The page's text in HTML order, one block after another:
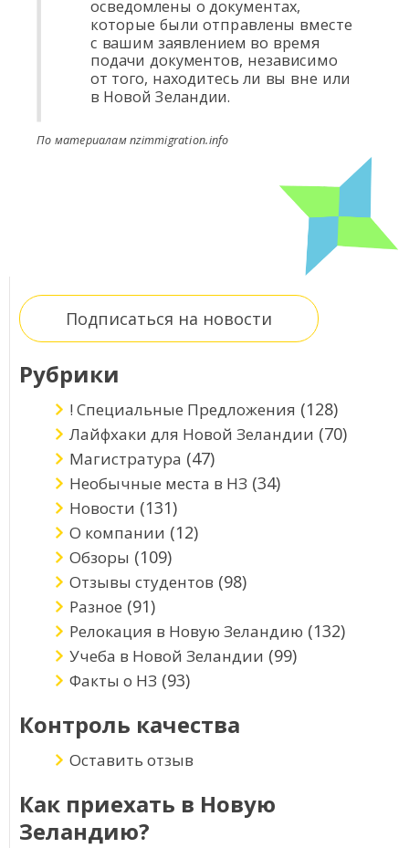
осведомлены о документах,
которые были отправлены вместе
с вашим заявлением во время
подачи документов, независимо
от того, находитесь ли вы вне или
в Новой Зеландии.
По материалам nzimmigration.info
Подписаться на новости
Рубрики
! Специальные Предложения (128)
Лайфхаки для Новой Зеландии (70)
Магистратура (47)
Необычные места в НЗ (34)
Новости (131)
О компании (12)
Обзоры (109)
Отзывы студентов (98)
Разное (91)
Релокация в Новую Зеландию (132)
Учеба в Новой Зеландии (99)
Факты о НЗ (93)
Контроль качества
Оставить отзыв
Как приехать в Новую
Зеландию?